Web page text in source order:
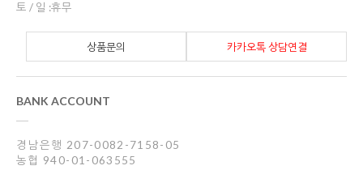
토 / 일 :휴무
카카오톡 상담연결
상품문의
BANK ACCOUNT
경남은행 207-0082-7158-05
농협 940-01-063555